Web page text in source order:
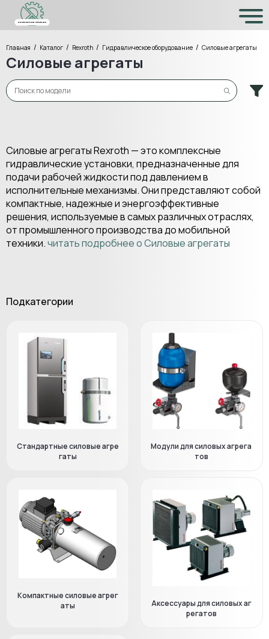
Главная / Каталог / Rexroth / Гидравлическое оборудование / Силовые агрегаты
Силовые агрегаты
Силовые агрегаты Rexroth — это комплексные
гидравлические установки, предназначенные для
подачи рабочей жидкости под давлением в
исполнительные механизмы. Они представляют собой
компактные, надежные и энергоэффективные
решения, используемые в самых различных отраслях,
от промышленного производства до мобильной
техники.читать подробнее о Силовые агрегаты
Подкатегории
Стандартные силовые агре
гаты
Модули для силовых агрега
тов
Компактные силовые агрег
аты
Аксессуары для силовых аг
регатов